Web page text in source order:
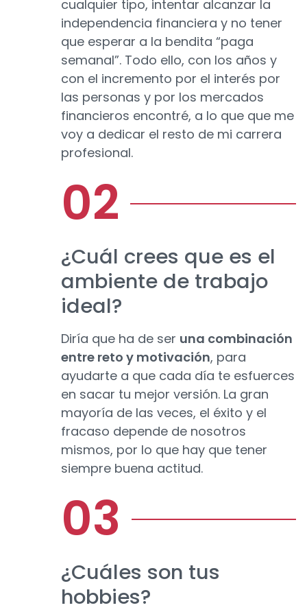
cualquier tipo, intentar alcanzar la
independencia financiera y no tener
que esperar a la bendita “paga
semanal”. Todo ello, con los años y
con el incremento por el interés por
las personas y por los mercados
financieros encontré, a lo que que me
voy a dedicar el resto de mi carrera
profesional.
¿Cuál crees que es el
ambiente de trabajo
ideal?
Diría que ha de ser una combinación
entre reto y motivación, para
ayudarte a que cada día te esfuerces
en sacar tu mejor versión. La gran
mayoría de las veces, el éxito y el
fracaso depende de nosotros
mismos, por lo que hay que tener
siempre buena actitud.
¿Cuáles son tus
hobbies?